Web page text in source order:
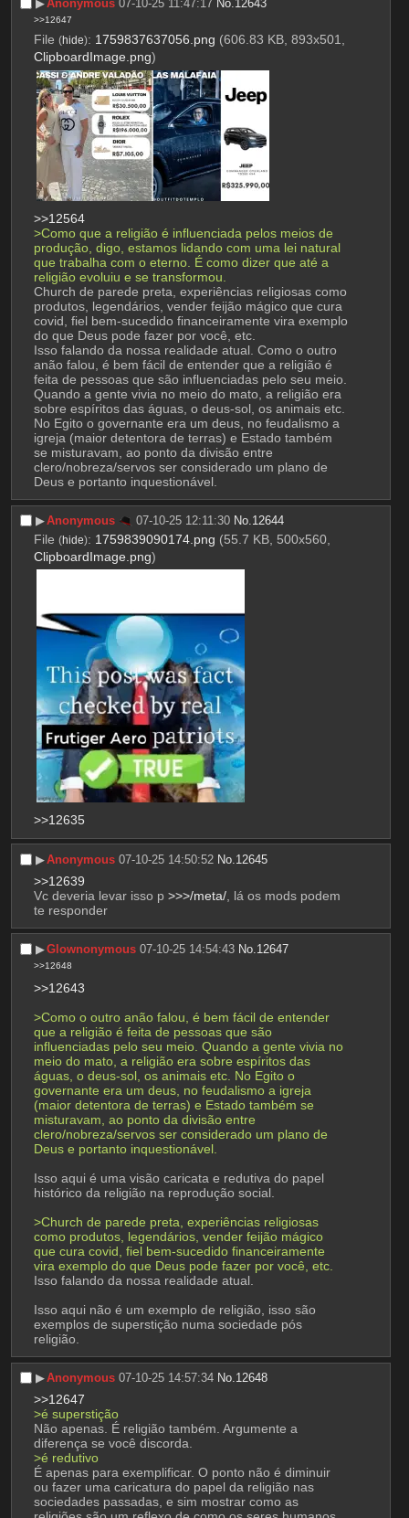
▶︎Anonymous 07-10-25 11:47:17 No. 12643
>>12647
File (hide): 1759837637056.png (606.83 KB, 893x501,
ClipboardImage.png)
>>12564
>Como que a religião é influenciada pelos meios de
produção, digo, estamos lidando com uma lei natural
que trabalha com o eterno. É como dizer que até a
religião evoluiu e se transformou.
Church de parede preta, experiências religiosas como
produtos, legendários, vender feijão mágico que cura
covid, fiel bem-sucedido financeiramente vira exemplo
do que Deus pode fazer por você, etc.
Isso falando da nossa realidade atual. Como o outro
anão falou, é bem fácil de entender que a religião é
feita de pessoas que são influenciadas pelo seu meio.
Quando a gente vivia no meio do mato, a religião era
sobre espíritos das águas, o deus-sol, os animais etc.
No Egito o governante era um deus, no feudalismo a
igreja (maior detentora de terras) e Estado também
se misturavam, ao ponto da divisão entre
clero/nobreza/servos ser considerado um plano de
Deus e portanto inquestionável.
▶︎Anonymous 07-10-25 12:11:30 No. 12644
File (hide): 1759839090174.png (55.7 KB, 500x560,
ClipboardImage.png)
>>12635
▶︎Anonymous 07-10-25 14:50:52 No. 12645
>>12639
Vc deveria levar isso p >>>/meta/, lá os mods podem
te responder
▶︎Glownonymous 07-10-25 14:54:43 No. 12647
>>12648
>>12643
>Como o outro anão falou, é bem fácil de entender
que a religião é feita de pessoas que são
influenciadas pelo seu meio. Quando a gente vivia no
meio do mato, a religião era sobre espíritos das
águas, o deus-sol, os animais etc. No Egito o
governante era um deus, no feudalismo a igreja
(maior detentora de terras) e Estado também se
misturavam, ao ponto da divisão entre
clero/nobreza/servos ser considerado um plano de
Deus e portanto inquestionável.
Isso aqui é uma visão caricata e redutiva do papel
histórico da religião na reprodução social.
>Church de parede preta, experiências religiosas
como produtos, legendários, vender feijão mágico
que cura covid, fiel bem-sucedido financeiramente
vira exemplo do que Deus pode fazer por você, etc.
Isso falando da nossa realidade atual.
Isso aqui não é um exemplo de religião, isso são
exemplos de superstição numa sociedade pós
religião.
▶︎Anonymous 07-10-25 14:57:34 No.12648
>>12647
>é superstição
Não apenas. É religião também. Argumente a
diferença se você discorda.
>é redutivo
É apenas para exemplificar. O ponto não é diminuir
ou fazer uma caricatura do papel da religião nas
sociedades passadas, e sim mostrar como as